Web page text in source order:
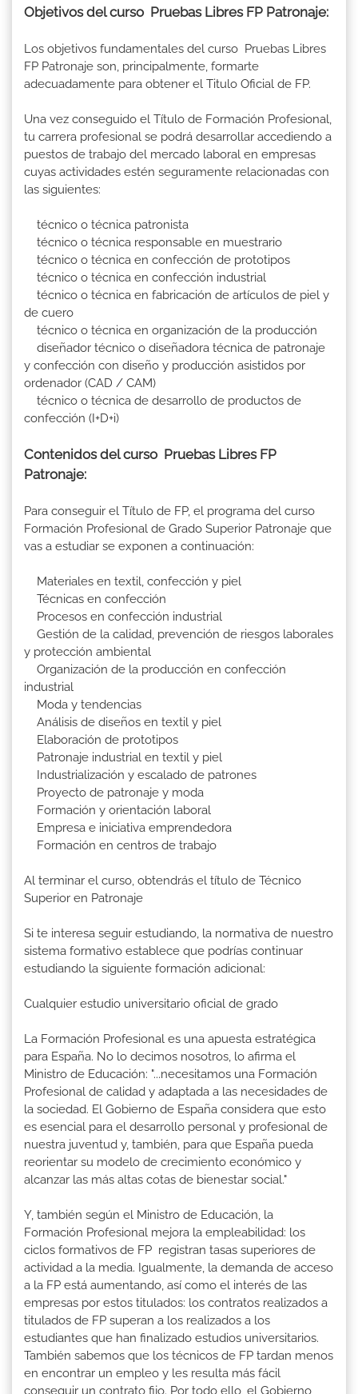
Objetivos del curso Pruebas Libres FP Patronaje:
Los objetivos fundamentales del curso Pruebas Libres
FP Patronaje son, principalmente, formarte
adecuadamente para obtener el Titulo Oficial de FP.
Una vez conseguido el Título de Formación Profesional,
tu carrera profesional se podrá desarrollar accediendo a
puestos de trabajo del mercado laboral en empresas
cuyas actividades estén seguramente relacionadas con
las siguientes:
técnico o técnica patronista
técnico o técnica responsable en muestrario
técnico o técnica en confección de prototipos
técnico o técnica en confección industrial
técnico o técnica en fabricación de artículos de piel y
de cuero
técnico o técnica en organización de la producción
diseñador técnico o diseñadora técnica de patronaje
y confección con diseño y producción asistidos por
ordenador (CAD / CAM)
técnico o técnica de desarrollo de productos de
confección (I+D+i)
Contenidos del curso Pruebas Libres FP
Patronaje:
Para conseguir el Título de FP, el programa del curso
Formación Profesional de Grado Superior Patronaje que
vas a estudiar se exponen a continuación:
Materiales en textil, confección y piel
Técnicas en confección
Procesos en confección industrial
Gestión de la calidad, prevención de riesgos laborales
y protección ambiental
Organización de la producción en confección
industrial
Moda y tendencias
Análisis de diseños en textil y piel
Elaboración de prototipos
Patronaje industrial en textil y piel
Industrialización y escalado de patrones
Proyecto de patronaje y moda
Formación y orientación laboral
Empresa e iniciativa emprendedora
Formación en centros de trabajo
Al terminar el curso, obtendrás el título de Técnico
Superior en Patronaje
Si te interesa seguir estudiando, la normativa de nuestro
sistema formativo establece que podrías continuar
estudiando la siguiente formación adicional:
Cualquier estudio universitario oficial de grado
La Formación Profesional es una apuesta estratégica
para España. No lo decimos nosotros, lo afirma el
Ministro de Educación: "...necesitamos una Formación
Profesional de calidad y adaptada a las necesidades de
la sociedad. El Gobierno de España considera que esto
es esencial para el desarrollo personal y profesional de
nuestra juventud y, también, para que España pueda
reorientar su modelo de crecimiento económico y
alcanzar las más altas cotas de bienestar social."
Y, también según el Ministro de Educación, la
Formación Profesional mejora la empleabilidad: los
ciclos formativos de FP registran tasas superiores de
actividad a la media. Igualmente, la demanda de acceso
a la FP está aumentando, así como el interés de las
empresas por estos titulados: los contratos realizados a
titulados de FP superan a los realizados a los
estudiantes que han finalizado estudios universitarios.
También sabemos que los técnicos de FP tardan menos
en encontrar un empleo y les resulta más fácil
conseguir un contrato fijo. Por todo ello, el Gobierno